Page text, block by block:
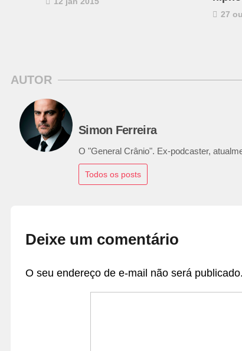
27
AUTOR
Simon Ferreira
O "General Crânio". Ex-podcaster,
Todos os posts
Deixe um comentário
O seu endereço de e-mail não será publicado.